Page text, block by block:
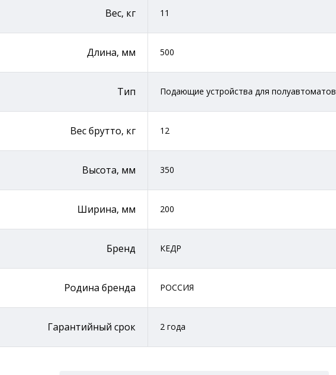
Вес, кг 11
Длина, мм 500
Тип Подающие устройства для полуавтоматов
Вес брутто, кг 12
Высота, мм 350
Ширина, мм 200
Бренд КЕДР
Родина бренда РОССИЯ
Гарантийный срок 2 года